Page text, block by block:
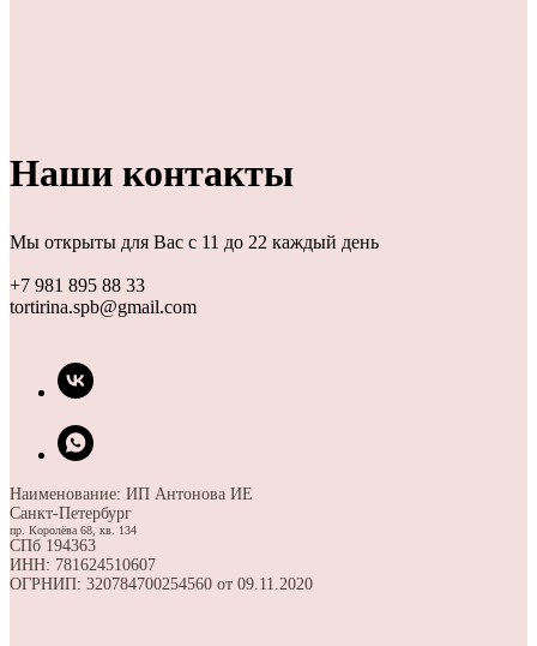
Наши контакты
Мы открыты для Вас с 11 до 22 каждый день
+7 981 895 88 33
tortirina.spb@gmail.com
Наименование: ИП Антонова ИЕ
Санкт-Петербург
пр. Королёва 68, кв. 134
СПб 194363
ИНН: 781624510607
ОГРНИП: 320784700254560 от 09.11.2020